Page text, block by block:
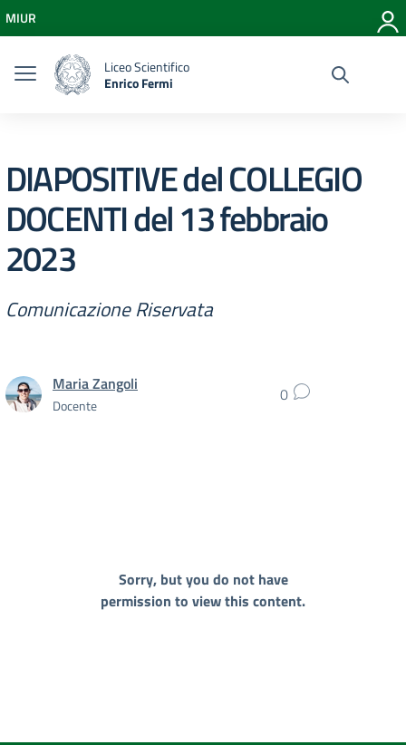
Vai al menu di navigazione
Vai al footer
MIUR
Liceo Scientifico
Enrico Fermi
DIAPOSITIVE del COLLEGIO
DOCENTI del 13 febbraio
2023
Comunicazione Riservata
Maria Zangoli
Docente 0
Sorry, but you do not have
permission to view this content.